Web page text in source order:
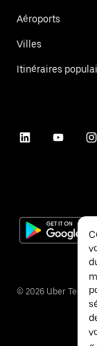
Aéroports
Villes
Itinéraires
© 2026 Uber